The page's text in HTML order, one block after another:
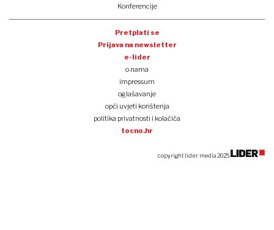
Konferencije
Pretplati se
Prijava na newsletter
e-lider
o nama
impressum
oglašavanje
opći uvjeti korištenja
politika privatnosti i kolačića
tocno.hr
copyright lider media 2025.